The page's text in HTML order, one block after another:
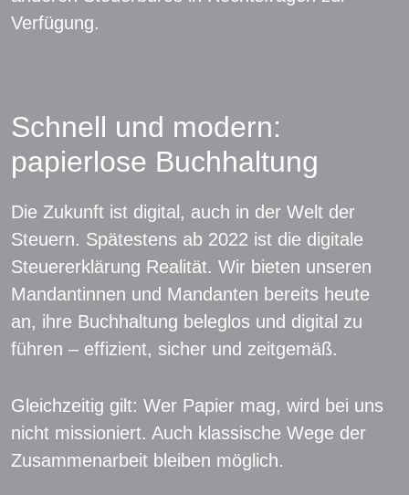
Verfügung.
Schnell und modern:
papierlose Buchhaltung
Die Zukunft ist digital, auch in der Welt der
Steuern. Spätestens ab 2022 ist die digitale
Steuererklärung Realität. Wir bieten unseren
Mandantinnen und Mandanten bereits heute
an, ihre Buchhaltung beleglos und digital zu
führen – effizient, sicher und zeitgemäß.
Gleichzeitig gilt: Wer Papier mag, wird bei uns
nicht missioniert. Auch klassische Wege der
Zusammenarbeit bleiben möglich.